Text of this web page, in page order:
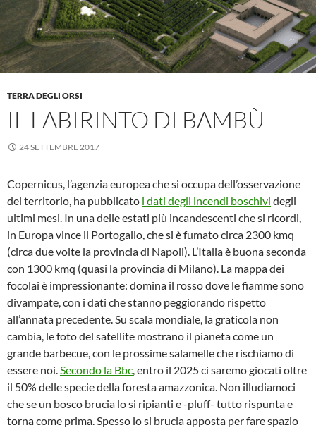
TERRA DEGLI ORSI
IL LABIRINTO DI BAMBÙ
24 SETTEMBRE 2017
Copernicus, l’agenzia europea che si occupa dell’osservazione
del territorio, ha pubblicato i dati degli incendi boschivi degli
ultimi mesi. In una delle estati più incandescenti che si ricordi,
in Europa vince il Portogallo, che si è fumato circa 2300 kmq
(circa due volte la provincia di Napoli). L’Italia è buona seconda
con 1300 kmq (quasi la provincia di Milano). La mappa dei
focolai è impressionante: domina il rosso dove le fiamme sono
divampate, con i dati che stanno peggiorando rispetto
all’annata precedente. Su scala mondiale, la graticola non
cambia, le foto del satellite mostrano il pianeta come un
grande barbecue, con le prossime salamelle che rischiamo di
essere noi.Secondo la Bbc, entro il 2025 ci saremo giocati oltre
il 50% delle specie della foresta amazzonica. Non illudiamoci
che se un bosco brucia lo si ripianti e -pluff- tutto rispunta e
torna come prima. Spesso lo si brucia apposta per fare spazio